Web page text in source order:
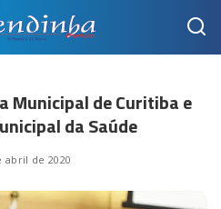
Municipal de Curitiba e
da Saúde
abril de 2020